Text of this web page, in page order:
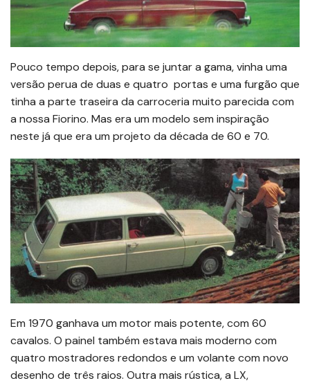
Pouco tempo depois, para se juntar a gama, vinha uma
versão perua de duas e quatro portas e uma furgão que
tinha a parte traseira da carroceria muito parecida com
a nossa Fiorino. Mas era um modelo sem inspiração
neste já que era um projeto da década de 60 e 70.
Em 1970 ganhava um motor mais potente, com 60
cavalos. O painel também estava mais moderno com
quatro mostradores redondos e um volante com novo
desenho de três raios. Outra mais rústica, a LX,